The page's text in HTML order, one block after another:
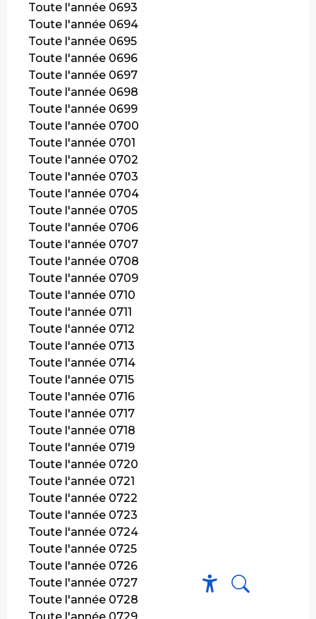
Toute l'année 0693
Toute l'année 0694
Toute l'année 0695
Toute l'année 0696
Toute l'année 0697
Toute l'année 0698
Toute l'année 0699
Toute l'année 0700
Toute l'année 0701
Toute l'année 0702
Toute l'année 0703
Toute l'année 0704
Toute l'année 0705
Toute l'année 0706
Toute l'année 0707
Toute l'année 0708
Toute l'année 0709
Toute l'année 0710
Toute l'année 0711
Toute l'année 0712
Toute l'année 0713
Toute l'année 0714
Toute l'année 0715
Toute l'année 0716
Toute l'année 0717
Toute l'année 0718
Toute l'année 0719
Toute l'année 0720
Toute l'année 0721
Toute l'année 0722
Toute l'année 0723
Toute l'année 0724
Toute l'année 0725
Toute l'année 0726
Toute l'année 0727
Toute l'année 0728